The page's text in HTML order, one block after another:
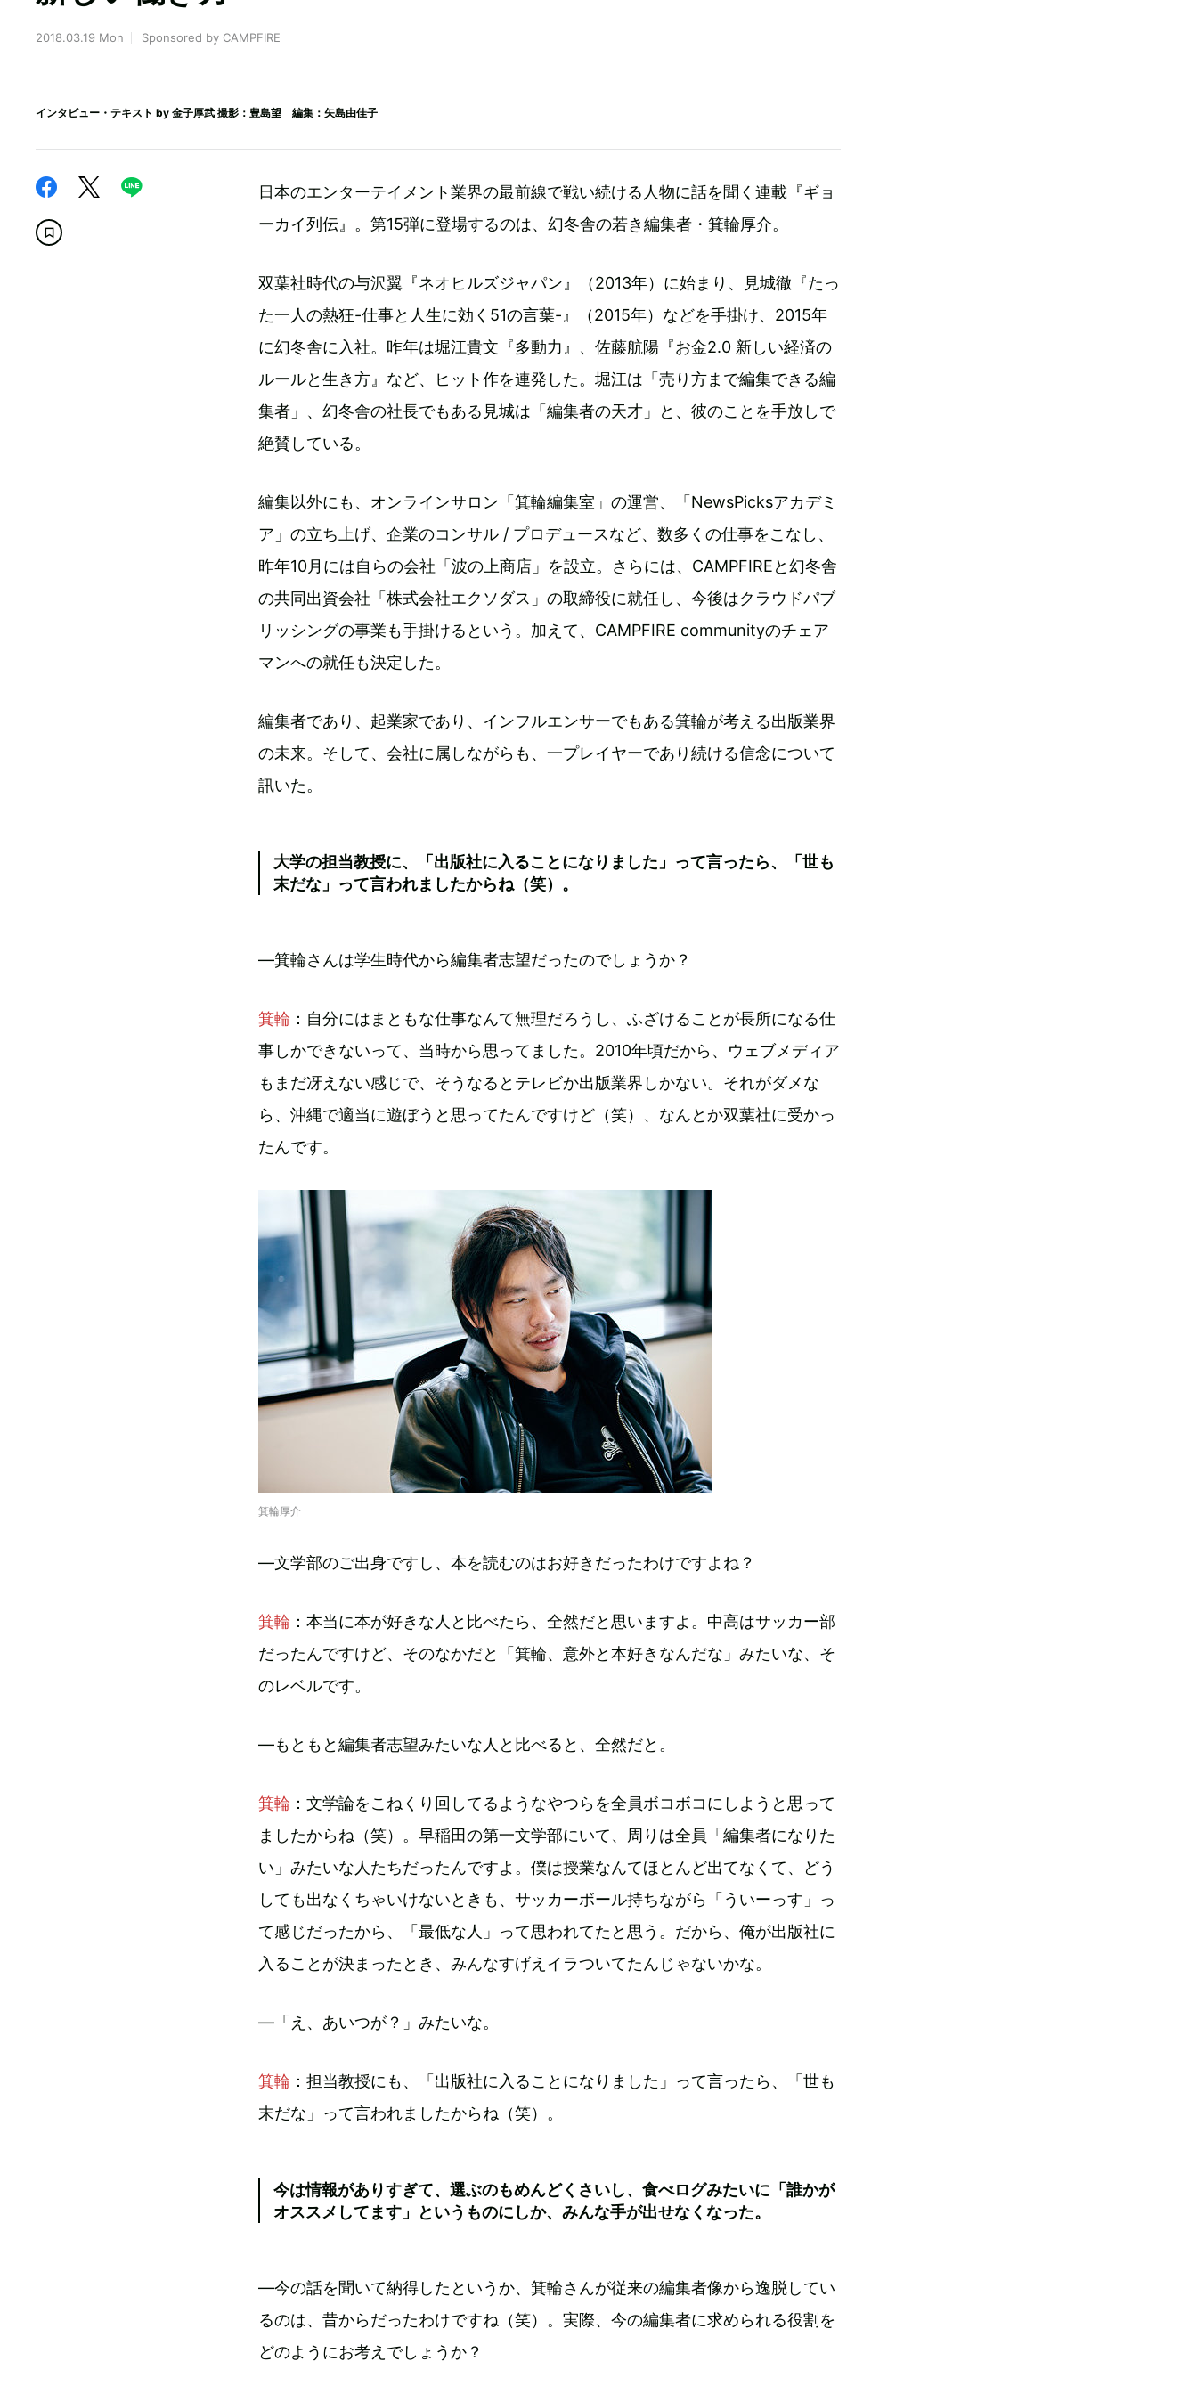
2018.03.19 Mon Sponsored by CAMPFIRE
インタビュー・テキスト by 金子厚武 撮影：豊島望 編集：矢島由佳子
日本のエンターテイメント業界の最前線で戦い続ける人物に話を聞く連載『ギョ
ーカイ列伝』。第15弾に登場するのは、幻冬舎の若き編集者・箕輪厚介。
双葉社時代の与沢翼『ネオヒルズジャパン』（2013年）に始まり、見城徹『たっ
た一人の熱狂-仕事と人生に効く51の言葉-』（2015年）などを手掛け、2015年
に幻冬舎に入社。昨年は堀江貴文『多動力』、佐藤航陽『お金2.0 新しい経済の
ルールと生き方』など、ヒット作を連発した。堀江は「売り方まで編集できる編
集者」、幻冬舎の社長でもある見城は「編集者の天才」と、彼のことを手放しで
絶賛している。
編集以外にも、オンラインサロン「箕輪編集室」の運営、「NewsPicksアカデミ
ア」の立ち上げ、企業のコンサル / プロデュースなど、数多くの仕事をこなし、
昨年10月には自らの会社「波の上商店」を設立。さらには、CAMPFIREと幻冬舎
の共同出資会社「株式会社エクソダス」の取締役に就任し、今後はクラウドパブ
リッシングの事業も手掛けるという。加えて、CAMPFIRE communityのチェア
マンへの就任も決定した。
編集者であり、起業家であり、インフルエンサーでもある箕輪が考える出版業界
の未来。そして、会社に属しながらも、一プレイヤーであり続ける信念について
訊いた。
大学の担当教授に、「出版社に入ることになりました」って言ったら、「世も
末だな」って言われましたからね（笑）。
—箕輪さんは学生時代から編集者志望だったのでしょうか？
箕輪 ：自分にはまともな仕事なんて無理だろうし、ふざけることが長所になる仕
事しかできないって、当時から思ってました。2010年頃だから、ウェブメディア
もまだ冴えない感じで、そうなるとテレビか出版業界しかない。それがダメな
ら、沖縄で適当に遊ぼうと思ってたんですけど（笑）、なんとか双葉社に受かっ
たんです。
箕輪厚介
—文学部のご出身ですし、本を読むのはお好きだったわけですよね？
箕輪 ：本当に本が好きな人と比べたら、全然だと思いますよ。中高はサッカー部
だったんですけど、そのなかだと「箕輪、意外と本好きなんだな」みたいな、そ
のレベルです。
—もともと編集者志望みたいな人と比べると、全然だと。
箕輪 ：文学論をこねくり回してるようなやつらを全員ボコボコにしようと思って
ましたからね（笑）。早稲田の第一文学部にいて、周りは全員「編集者になりた
い」みたいな人たちだったんですよ。僕は授業なんてほとんど出てなくて、どう
しても出なくちゃいけないときも、サッカーボール持ちながら「ういーっす」っ
て感じだったから、「最低な人」って思われてたと思う。だから、俺が出版社に
入ることが決まったとき、みんなすげえイラついてたんじゃないかな。
—「え、あいつが？」みたいな。
箕輪 ：担当教授にも、「出版社に入ることになりました」って言ったら、「世も
末だな」って言われましたからね（笑）。
今は情報がありすぎて、選ぶのもめんどくさいし、食べログみたいに「誰かが
オススメしてます」というものにしか、みんな手が出せなくなった。
—今の話を聞いて納得したというか、箕輪さんが従来の編集者像から逸脱してい
るのは、昔からだったわけですね（笑）。実際、今の編集者に求められる役割を
どのようにお考えでしょうか？